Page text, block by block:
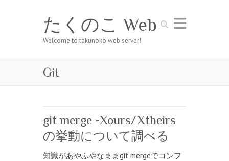
Search
たくのこ Web
Welcome to takunoko web server!
Git
git merge -Xours/Xtheirs
の挙動について調べる
知識があやふやなままgit mergeでコンフ